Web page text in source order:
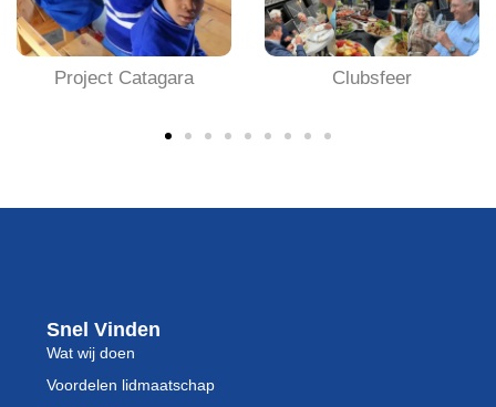
Project Catagara Clubsfeer
Snel Vinden
Wat wij doen
Voordelen lidmaatschap